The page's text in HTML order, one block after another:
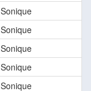
Sonique
Sonique
Sonique
Sonique
Sonique